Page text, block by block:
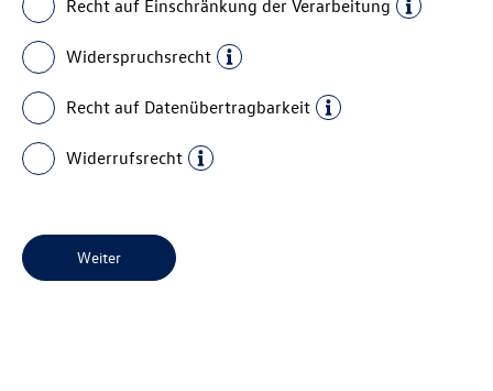
Recht auf Einschränkung der Verarbeitung
Widerspruchsrecht
Recht auf Datenübertragbarkeit
Widerrufsrecht
Weiter